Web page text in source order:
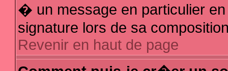
� un message en particulier
signature lors de sa
Revenir en haut de page